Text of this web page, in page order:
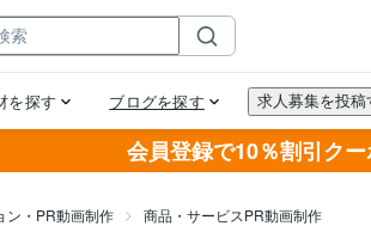
会員登録で10％割引クー
ン・PR動画制作 商品・サービスPR動画制作